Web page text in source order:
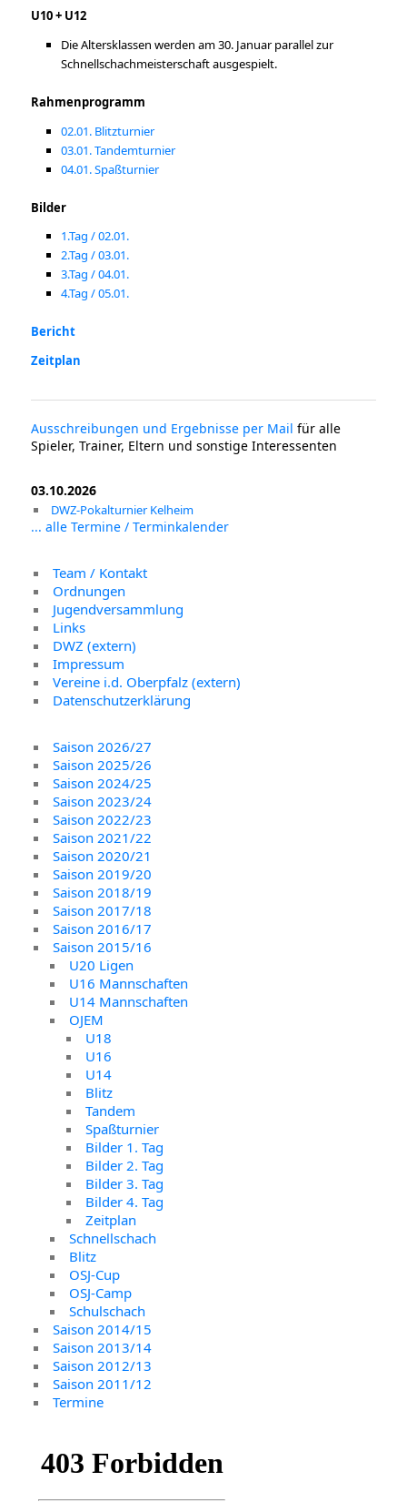
U10 + U12
Die Altersklassen werden am 30. Januar parallel zur
Schnellschachmeisterschaft ausgespielt.
Rahmenprogramm
02.01. Blitzturnier
03.01. Tandemturnier
04.01. Spaßturnier
Bilder
1.Tag / 02.01.
2.Tag / 03.01.
3.Tag / 04.01.
4.Tag / 05.01.
Bericht
Zeitplan
Ausschreibungen und Ergebnisse per Mail für alle
Spieler, Trainer, Eltern und sonstige Interessenten
03.10.2026
DWZ-Pokalturnier Kelheim
... alle Termine / Terminkalender
Team / Kontakt
Ordnungen
Jugendversammlung
Links
DWZ (extern)
Impressum
Vereine i.d. Oberpfalz (extern)
Datenschutzerklärung
Saison 2026/27
Saison 2025/26
Saison 2024/25
Saison 2023/24
Saison 2022/23
Saison 2021/22
Saison 2020/21
Saison 2019/20
Saison 2018/19
Saison 2017/18
Saison 2016/17
Saison 2015/16
U20 Ligen
U16 Mannschaften
U14 Mannschaften
OJEM
U18
U16
U14
Blitz
Tandem
Spaßturnier
Bilder 1. Tag
Bilder 2. Tag
Bilder 3. Tag
Bilder 4. Tag
Zeitplan
Schnellschach
Blitz
OSJ-Cup
OSJ-Camp
Schulschach
Saison 2014/15
Saison 2013/14
Saison 2012/13
Saison 2011/12
Termine